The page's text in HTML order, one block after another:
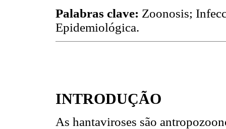
Palabras clave: Zoonosis;
Epidemiológica.
INTRODUÇÃO
As hantaviroses são